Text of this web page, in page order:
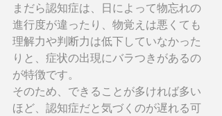
まだら認知症は、日によって物忘れの
進行度が違ったり、物覚えは悪くても
理解力や判断力は低下していなかった
りと、症状の出現にバラつきがあるの
が特徴です。
そのため、できることが多ければ多い
ほど、認知症だと気づくのが遅れる可